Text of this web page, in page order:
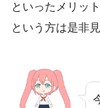
といったメリッ
という方は是非